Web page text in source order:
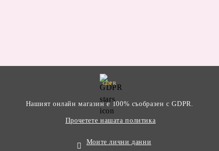
GDPR
Нашият онлайн магазин е 100% съобразен с GDPR.
Прочетете нашата политика
Моите лични данни